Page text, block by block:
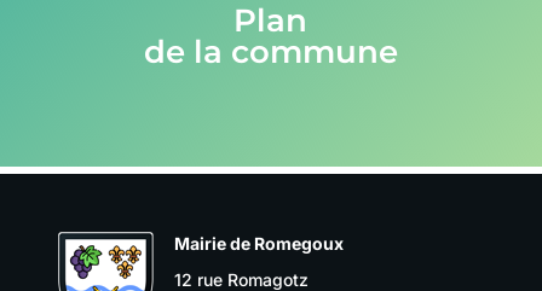
Plan
de la commune
Mairie de Romegoux
12 rue Romagotz